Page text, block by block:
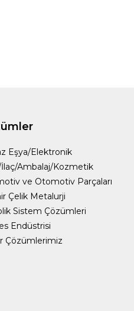
Eşya/Elektronik
İlaç/Ambalaj/Kozmetik
ve Otomotiv Parçaları
Çelik Metalurji
Sistem Çözümleri
Endüstrisi
Çözümlerimiz